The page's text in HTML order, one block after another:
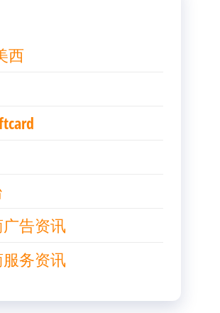
西
告资讯
务资讯